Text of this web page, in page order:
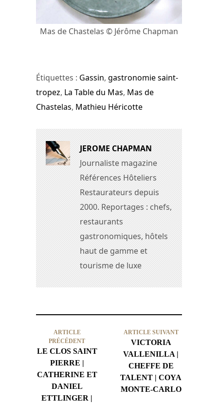
Mas de Chastelas © Jérôme Chapman
Étiquettes : Gassin, gastronomie saint-
tropez, La Table du Mas, Mas de
Chastelas, Mathieu Héricotte
JEROME CHAPMAN
Journaliste magazine
Références Hôteliers
Restaurateurs depuis
2000. Reportages : chefs,
restaurants
gastronomiques, hôtels
haut de gamme et
tourisme de luxe
ARTICLE
PRÉCÉDENT
LE CLOS SAINT
PIERRE |
CATHERINE ET
DANIEL
ETTLINGER |
ARTICLE SUIVANT
VICTORIA
VALLENILLA |
CHEFFE DE
TALENT | COYA
MONTE-CARLO